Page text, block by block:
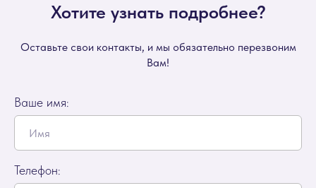
Хотите узнать подробнее?
Оставьте свои контакты, и мы обязательно перезвоним
Вам!
Ваше имя:
Телефон: